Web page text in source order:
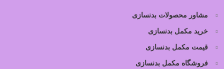
مشاور محصولات بدنسازی
خرید مکمل بدنسازی
قیمت مکمل بدنسازی
فروشگاه مکمل بدنسازی